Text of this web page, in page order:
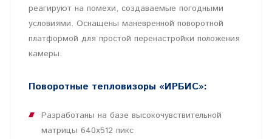
реагируют на помехи, создаваемые погодными
условиями. Оснащены маневренной поворотной
платформой для простой перенастройки положения
камеры.
Поворотные тепловизоры «ИРБИС»:
Разработаны на базе высокочувствительной
матрицы 640х512 пикс